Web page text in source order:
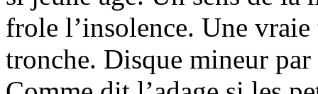
frole l’insolence. Une vraie
tronche. Disque mineur